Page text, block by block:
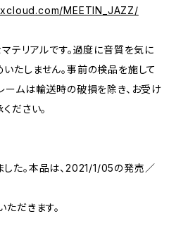
MEETIN_JAZZ/
テリアルです。過度に音質を気に
たしません。事前の検品を施して
ームは輸送時の破損を除き、お受け
ださい。
た。本品は、2021/1/05の発売／
ただきます。